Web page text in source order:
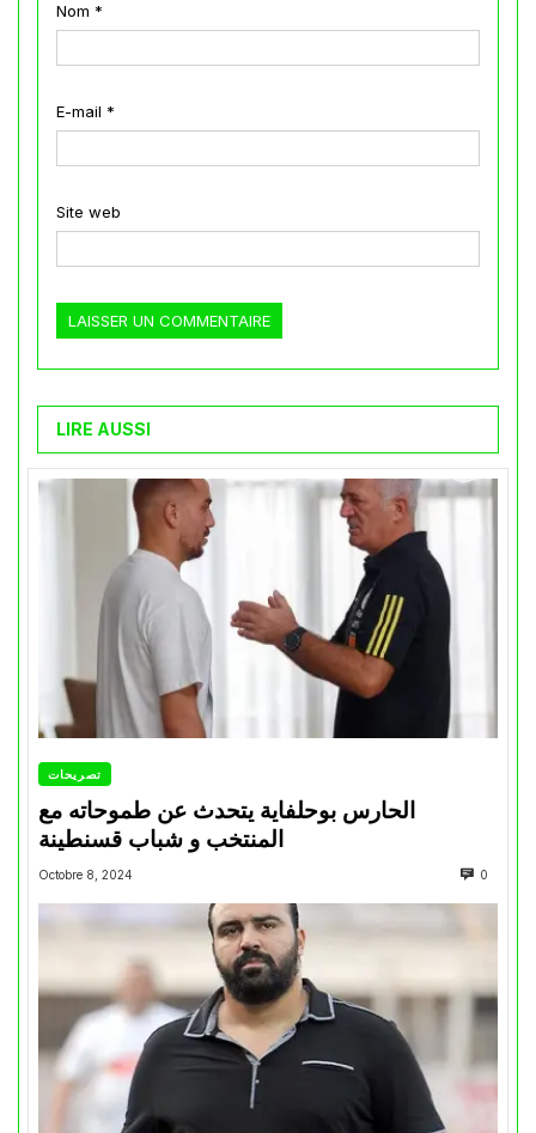
Nom *
E-mail *
Site web
LIRE AUSSI
تصريحات
الحارس بوحلفاية يتحدث عن طموحاته مع
المنتخب و شباب قسنطينة
Octobre 8, 2024 0